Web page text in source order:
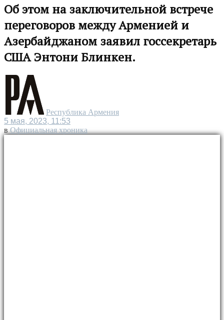
Об этом на заключительной встрече
переговоров между Арменией и
Азербайджаном заявил госсекретарь
США Энтони Блинкен.
Республика Армения
5 мая, 2023, 11:53
в Официальная хроника